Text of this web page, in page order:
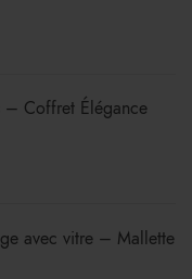
– Coffret Élégance
avec vitre – Mallette